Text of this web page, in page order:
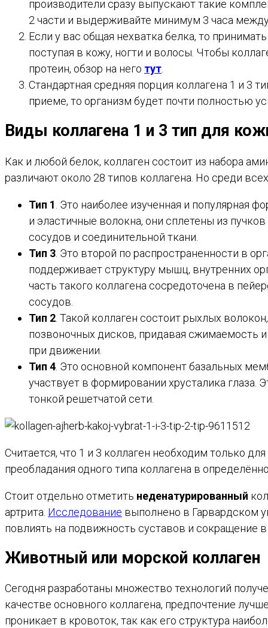
производители сразу выпускают такие
2 части и выдерживайте минимум 3 часа
Если у вас общая нехватка белка, то
поступая в кожу, ногти и волосы. Чтобы
протеин, обзор на него тут
Стандартная средняя порция коллагена 1 и 3
приеме, то организм будет почти полностью
Виды коллагена 1 и 3 тип для
Как и любой белок, коллаген состоит из набора
различают около 28 типов коллагена. Но среди
Тип 1 . Это наиболее изученная и популярная
и эластичные волокна, они сплетены из
сосудов и соединительной ткани.
Тип 3 . Это второй по распространенности в
поддерживает структуру мышц, внутренних
часть такого коллагена сосредоточена в
сосудов.
Тип 2 . Такой коллаген состоит рыхлых
позвоночных дисков, придавая сжимаемость
при движении.
Тип 4 . Это основной компонент базальных
участвует в формировании хрусталика глаза.
тонкой решетчатой сети.
Считается, что 1 и 3 коллаген необходим только
преобладания одного типа коллагена в
Стоит отдельно отметить неденатурированный
артрита. Исследование выполнено в Гарвардском
повлиять на подвижность суставов и сокращение
Животный или морской коллаген
Сегодня разработаны множество технологий
качестве основного коллагена, предпочтение
проникает в кровоток, так как его структура